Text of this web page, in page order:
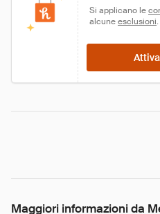
Si applicano le
alcune esclusioni.
Maggiori informazioni da